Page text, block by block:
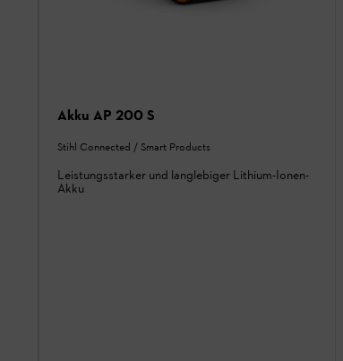
Akku AP 200 S
Stihl Connected / Smart Products
Leistungsstarker und langlebiger Lithium-Ionen-
Akku